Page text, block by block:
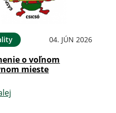
04. JÚN 2026
o voľnom
mieste